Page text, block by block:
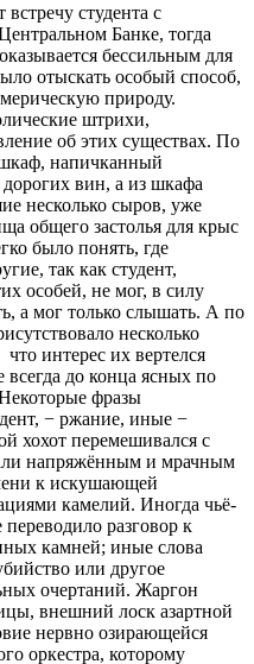
студента с
Банке, тогда
бессильным для
отыскать особый способ,
природу.
штрихи,
об этих существах. По
напичканный
вин, а из шкафа
несколько сыров, уже
общего застолья для крыс
было понять, где
так как студент,
особей, не мог, в силу
а мог только слышать. А по
несколько
интерес их вертелся
всегда до конца ясных по
фразы
− ржание, иные −
хохот перемешивался с
напряжённым и мрачным
к искушающей
камелий. Иногда чьё-
разговор к
камней; иные слова
или другое
очертаний. Жаргон
внешний лоск азартной
нервно озирающейся
оркестра, которому